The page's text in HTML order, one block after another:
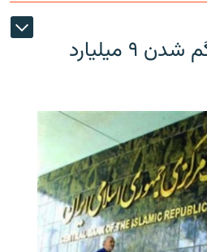
بانک مرکزی ایران گم شدن ۹ میلیارد